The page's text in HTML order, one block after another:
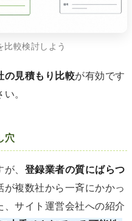
比較検討しよう
の見積もり比較が有効です
。
穴
、 登録業者の質にばらつ
が複数社から一斉にかかっ
、サイト運営会社への紹介